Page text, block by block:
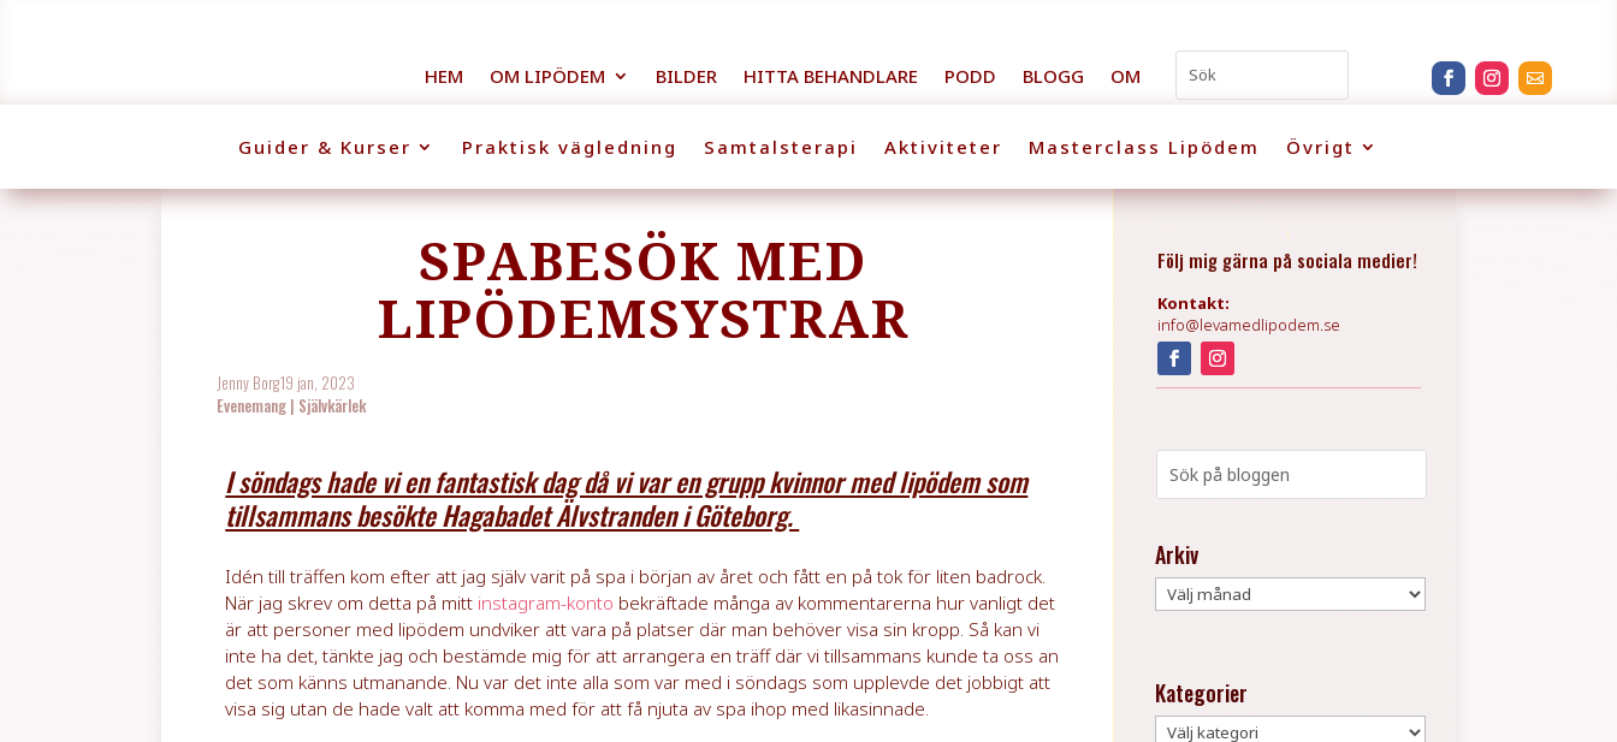
HEM OM LIPÖDEM BILDER HITTA BEHANDLARE PODD BLOGG OM
Guider & Kurser Praktisk vägledning Samtalsterapi Aktiviteter Masterclass Lipödem Övrigt
SPABESÖK MED
LIPÖDEMSYSTRAR
Jenny Borg19 jan, 2023
Evenemang| Självkärlek
I söndags hade vi en fantastisk dag då vi var en grupp kvinnor med lipödem som
tillsammans besökte Hagabadet Älvstranden i Göteborg.
Idén till träffen kom efter att jag själv varit på spa i början av året och fått en på tok för liten badrock.
När jag skrev om detta på mitt instagram-konto bekräftade många av kommentarerna hur vanligt det
är att personer med lipödem undviker att vara på platser där man behöver visa sin kropp. Så kan vi
inte ha det, tänkte jag och bestämde mig för att arrangera en träff där vi tillsammans kunde ta oss an
det som känns utmanande. Nu var det inte alla som var med i söndags som upplevde det jobbigt att
visa sig utan de hade valt att komma med för att få njuta av spa ihop med likasinnade.
Följ mig gärna på sociala medier!
Kontakt:
info@levamedlipodem.se
Arkiv
Arkiv
Kategorier
Kategorier